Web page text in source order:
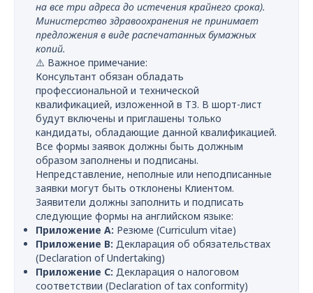
на все три адреса до истечения крайнего срока).
Министерство здравоохранения не принимает
предложения в виде распечатанных бумажных
копий.
⚠️ Важное примечание:
Консультант обязан обладать
профессиональной и технической
квалификацией, изложенной в ТЗ. В шорт-лист
будут включены и приглашены только
кандидаты, обладающие данной квалификацией.
Все формы заявок должны быть должным
образом заполнены и подписаны.
Непредставление, неполные или неподписанные
заявки могут быть отклонены Клиентом.
Заявители должны заполнить и подписать
следующие формы на английском языке:
Приложение A: Резюме (Curriculum vitae)
Приложение B: Декларация об обязательствах
(Declaration of Undertaking)
Приложение C: Декларация о налоговом
соответствии (Declaration of tax conformity)